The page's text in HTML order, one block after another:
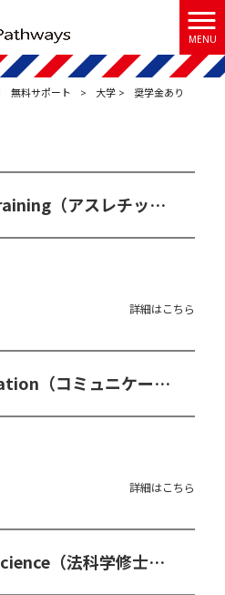
MENU
無料サポート > 大学 > 奨学金あり
MSc in Athletic Training（アスレチックトレーニング修士コース）
詳細はこちら
MA in Communication（コミュニケーション修士コース）
詳細はこちら
MSc in Forensic Science（法科学修士コース）